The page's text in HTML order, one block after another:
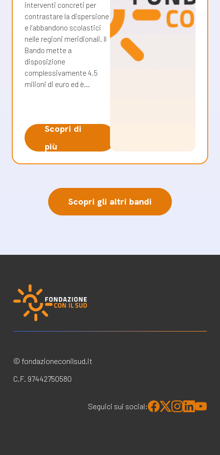
interventi concreti per
contrastare la dispersione
e l’abbandono scolastici
nelle regioni meridionali. Il
Bando mette a
disposizione
complessivamente 4,5
milioni di euro ed è…
Scopri di
più
Scopri gli altri bandi
© fondazioneconilsud.it
C.F. 97442750580
Seguici sui social: